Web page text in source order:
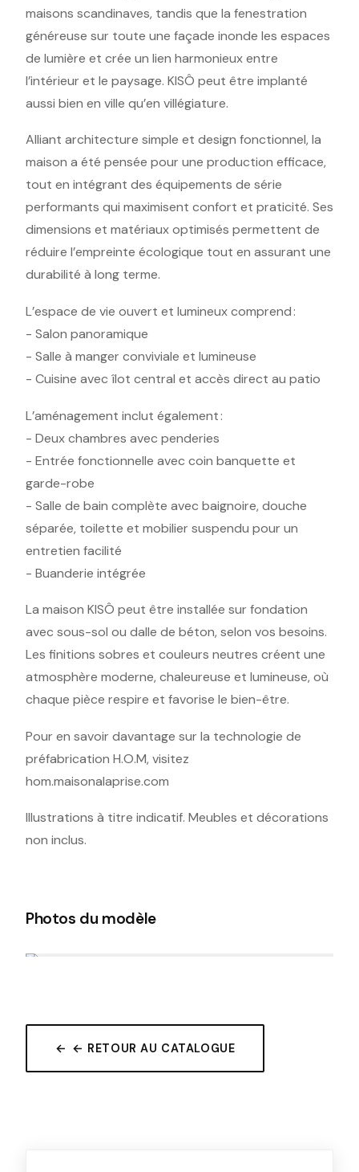
maisons scandinaves, tandis que la fenestration
généreuse sur toute une façade inonde les espaces
de lumière et crée un lien harmonieux entre
l’intérieur et le paysage. KISÔ peut être implanté
aussi bien en ville qu’en villégiature.
Alliant architecture simple et design fonctionnel, la
maison a été pensée pour une production efficace,
tout en intégrant des équipements de série
performants qui maximisent confort et praticité. Ses
dimensions et matériaux optimisés permettent de
réduire l’empreinte écologique tout en assurant une
durabilité à long terme.
L’espace de vie ouvert et lumineux comprend :
- Salon panoramique
- Salle à manger conviviale et lumineuse
- Cuisine avec îlot central et accès direct au patio
L’aménagement inclut également :
- Deux chambres avec penderies
- Entrée fonctionnelle avec coin banquette et
garde-robe
- Salle de bain complète avec baignoire, douche
séparée, toilette et mobilier suspendu pour un
entretien facilité
- Buanderie intégrée
La maison KISÔ peut être installée sur fondation
avec sous-sol ou dalle de béton, selon vos besoins.
Les finitions sobres et couleurs neutres créent une
atmosphère moderne, chaleureuse et lumineuse, où
chaque pièce respire et favorise le bien-être.
Pour en savoir davantage sur la technologie de
préfabrication H.O.M, visitez
hom.maisonalaprise.com
Illustrations à titre indicatif. Meubles et décorations
non inclus.
Photos du modèle
← RETOUR AU CATALOGUE